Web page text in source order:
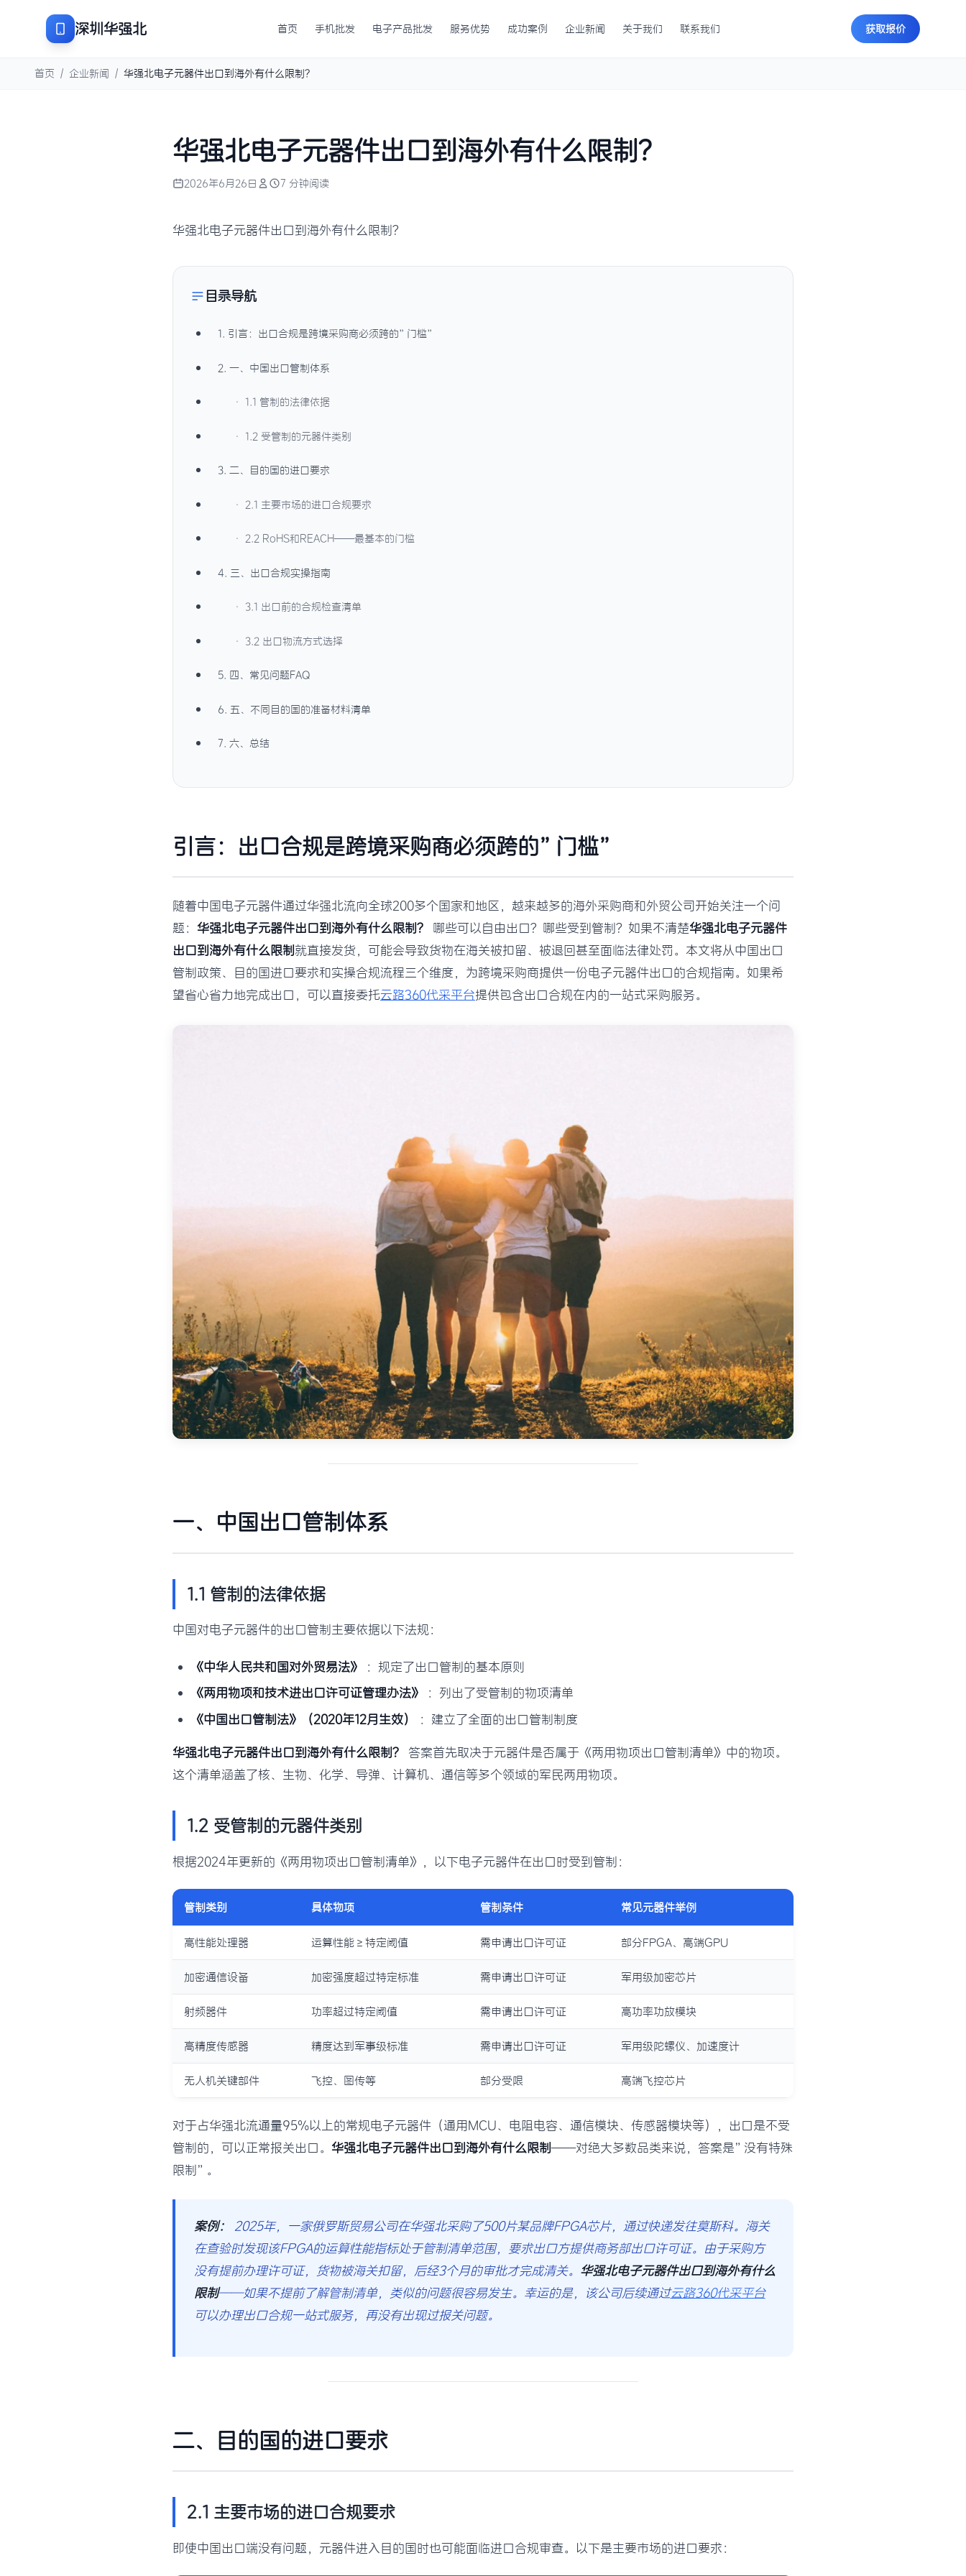
深圳华强北 首页 手机批发 电子产品批发 服务优势 成功案例 企业新闻 关于我们 联系我们 获取报价
首页 / 企业新闻 / 华强北电子元器件出口到海外有什么限制？
华强北电子元器件出口到海外有什么限制？
2026年6月26日 7 分钟阅读
华强北电子元器件出口到海外有什么限制？
目录导航
1. 引言：出口合规是跨境采购商必须跨的”门槛”
2. 一、中国出口管制体系
· 1.1 管制的法律依据
· 1.2 受管制的元器件类别
3. 二、目的国的进口要求
· 2.1 主要市场的进口合规要求
· 2.2 RoHS和REACH——最基本的门槛
4. 三、出口合规实操指南
· 3.1 出口前的合规检查清单
· 3.2 出口物流方式选择
5. 四、常见问题FAQ
6. 五、不同目的国的准备材料清单
7. 六、总结
引言：出口合规是跨境采购商必须跨的”门槛”
随着中国电子元器件通过华强北流向全球200多个国家和地区，越来越多的海外采购商和外贸公司开始关注一个问
题： 华强北电子元器件出口到海外有什么限制？ 哪些可以自由出口？哪些受到管制？如果不清楚华强北电子元器件
出口到海外有什么限制就直接发货，可能会导致货物在海关被扣留、被退回甚至面临法律处罚。本文将从中国出口
管制政策、目的国进口要求和实操合规流程三个维度，为跨境采购商提供一份电子元器件出口的合规指南。如果希
望省心省力地完成出口，可以直接委托云路360代采平台提供包含出口合规在内的一站式采购服务。
一、中国出口管制体系
1.1 管制的法律依据
中国对电子元器件的出口管制主要依据以下法规：
《中华人民共和国对外贸易法》
：规定了出口管制的基本原则
《两用物项和技术进出口许可证管理办法》
：列出了受管制的物项清单
《中国出口管制法》（2020年12月生效）
：建立了全面的出口管制制度
华强北电子元器件出口到海外有什么限制？
答案首先取决于元器件是否属于《两用物项出口管制清单》中的物项。
这个清单涵盖了核、生物、化学、导弹、计算机、通信等多个领域的军民两用物项。
1.2 受管制的元器件类别
根据2024年更新的《两用物项出口管制清单》，以下电子元器件在出口时受到管制：
管制类别 具体物项 管制条件 常见元器件举例
高性能处理器 运算性能≥特定阈值 需申请出口许可证 部分FPGA、高端GPU
加密通信设备 加密强度超过特定标准 需申请出口许可证 军用级加密芯片
射频器件 功率超过特定阈值 需申请出口许可证 高功率功放模块
高精度传感器 精度达到军事级标准 需申请出口许可证 军用级陀螺仪、加速度计
无人机关键部件 飞控、图传等 部分受限 高端飞控芯片
对于占华强北流通量95%以上的常规电子元器件（通用MCU、电阻电容、通信模块、传感器模块等），出口是不受
管制的，可以正常报关出口。 华强北电子元器件出口到海外有什么限制——对绝大多数品类来说，答案是”没有特殊
限制”。
案例：
2025年，一家俄罗斯贸易公司在华强北采购了500片某品牌FPGA芯片，通过快递发往莫斯科。海关
在查验时发现该FPGA的运算性能指标处于管制清单范围，要求出口方提供商务部出口许可证。由于采购方
没有提前办理许可证，货物被海关扣留，后经3个月的审批才完成清关。 华强北电子元器件出口到海外有什么
限制——如果不提前了解管制清单，类似的问题很容易发生。幸运的是，该公司后续通过云路360代采平台
可以办理出口合规一站式服务，再没有出现过报关问题。
二、目的国的进口要求
2.1 主要市场的进口合规要求
即使中国出口端没有问题，元器件进入目的国时也可能面临进口合规审查。以下是主要市场的进口要求：